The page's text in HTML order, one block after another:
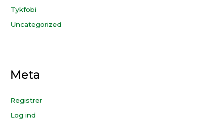
Tykfobi
Uncategorized
Meta
Registrer
Log ind